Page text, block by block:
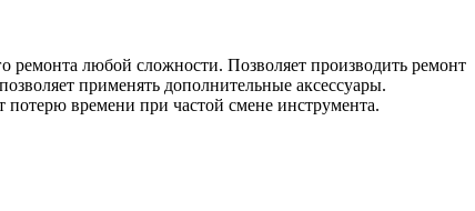
ремонта любой сложности. Позволяет производить ремонт
применять дополнительные аксессуары.
времени при частой смене инструмента.